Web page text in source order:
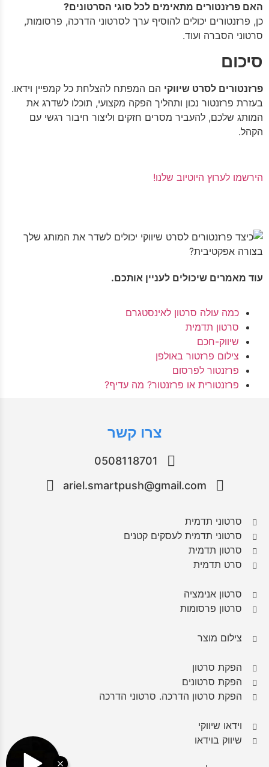
האם פרזנטורים מתאימים לכל סוגי הסרטונים?
כן, פרזנטורים יכולים להוסיף ערך לסרטוני הדרכה, פרסומות,
סרטוני הסברה ועוד.
סיכום
פרזנטורים לסרט שיווקי הם המפתח להצלחת כל קמפיין וידאו.
בעזרת פרזנטור נכון ותהליך הפקה מקצועי, תוכלו לשדרג את
המותג שלכם, להעביר מסרים חזקים וליצור חיבור רגשי עם
הקהל.
הירשמו לערוץ היוטיוב שלנו!
עוד מאמרים שיכולים לעניין אותכם.
כמה עולה סרטון לאינסטגרם
סרטון תדמית
שיווק-חכם
צילום פרזטור באולפן
פרזנטור לפרסום
פרזנטורית או פרזנטור? מה עדיף?
צרו קשר
0508118701
ariel.smartpush@gmail.com
סרטוני תדמית
סרטוני תדמית לעסקים קטנים
סרטון תדמית
סרט תדמית
סרטון אנימציה
סרטון פרסומות
צילום מוצר
הפקת סרטון
הפקת סרטונים
הפקת סרטון הדרכה. סרטוני הדרכה
וידאו שיווקי
שיווק בוידאו